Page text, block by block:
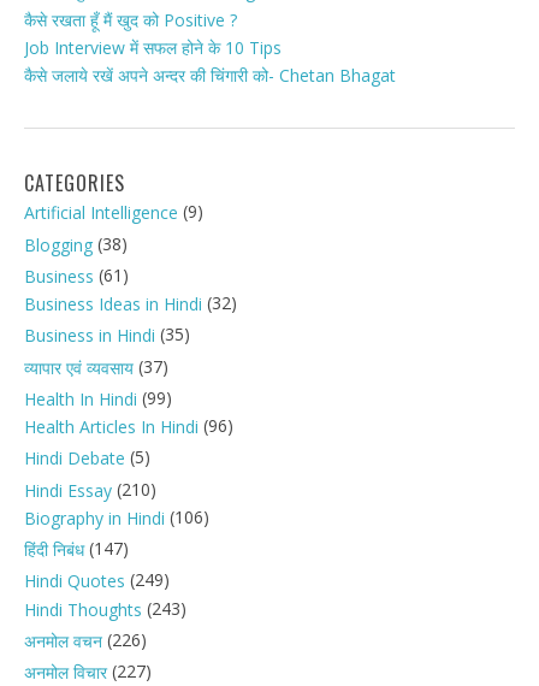
कैसे रखता हूँ मैं खुद को Positive ?
Job Interview में सफल होने के 10 Tips
कैसे जलाये रखें अपने अन्दर की चिंगारी को- Chetan Bhagat
CATEGORIES
Artificial Intelligence (9)
Blogging (38)
Business (61)
Business Ideas in Hindi (32)
Business in Hindi (35)
व्यापार एवं व्यवसाय (37)
Health In Hindi (99)
Health Articles In Hindi (96)
Hindi Debate (5)
Hindi Essay (210)
Biography in Hindi (106)
हिंदी निबंध(147)
Hindi Quotes (249)
Hindi Thoughts (243)
अनमोल वचन (226)
अनमोल विचार(227)